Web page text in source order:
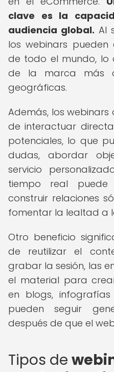
clave es la
audiencia global. Al
los webinars
de todo el mundo, lo
de la marca más
geográficas.
Además, los
de interactuar
potenciales, lo que
dudas, abordar
servicio
tiempo real
construir relaciones
fomentar la lealtad a
Otro beneficio
de reutilizar el
grabar la sesión, las
el material para
en blogs,
pueden seguir
después de que el
Tipos de